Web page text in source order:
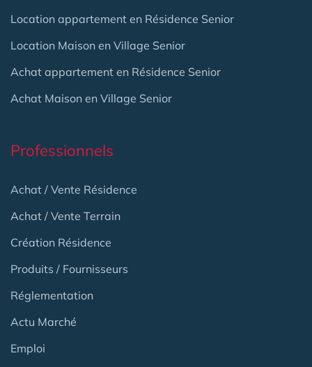
Location appartement en Résidence Senior
Location Maison en Village Senior
Achat appartement en Résidence Senior
Achat Maison en Village Senior
Professionnels
Achat / Vente Résidence
Achat / Vente Terrain
Création Résidence
Produits / Fournisseurs
Réglementation
Actu Marché
Emploi